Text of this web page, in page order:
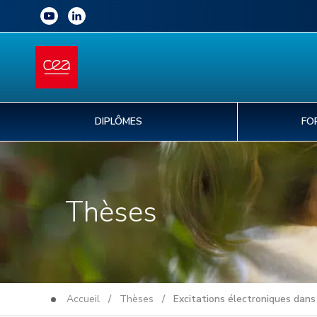
DIPLÔMES
Thèses
Accueil / Thèses / Excitations électroniques dans